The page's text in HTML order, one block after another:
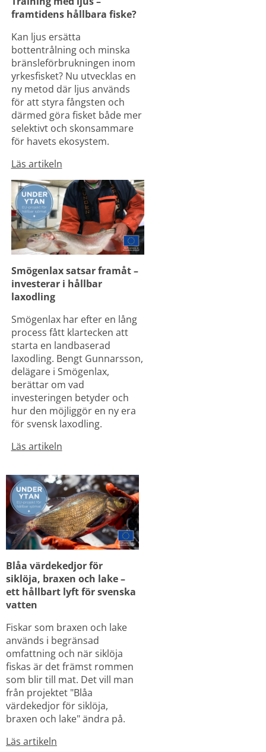
framtidens hållbara fiske?
Kan ljus ersätta
bottentrålning och minska
bränsleförbrukningen inom
yrkesfisket? Nu utvecklas en
ny metod där ljus används
för att styra fångsten och
därmed göra fisket både mer
selektivt och skonsammare
för havets ekosystem.
Läs artikeln
Smögenlax satsar framåt –
investerar i hållbar
laxodling
Smögenlax har efter en lång
process fått klartecken att
starta en landbaserad
laxodling. Bengt Gunnarsson,
delägare i Smögenlax,
berättar om vad
investeringen betyder och
hur den möjliggör en ny era
för svensk laxodling.
Läs artikeln
Blåa värdekedjor för
siklöja, braxen och lake –
ett hållbart lyft för svenska
vatten
Fiskar som braxen och lake
används i begränsad
omfattning och när siklöja
fiskas är det främst rommen
som blir till mat. Det vill man
från projektet "Blåa
värdekedjor för siklöja,
braxen och lake" ändra på.
Läs artikeln